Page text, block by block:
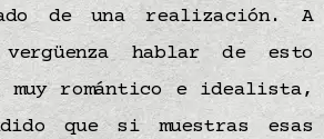
de una realización. A
hablar de esto
muy romántico e idealista,
que si muestras esas